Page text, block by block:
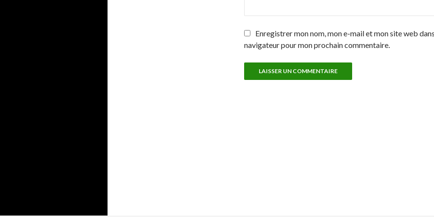
Enregistrer mon nom, mon e-mail et mon site web
navigateur pour mon prochain commentaire.